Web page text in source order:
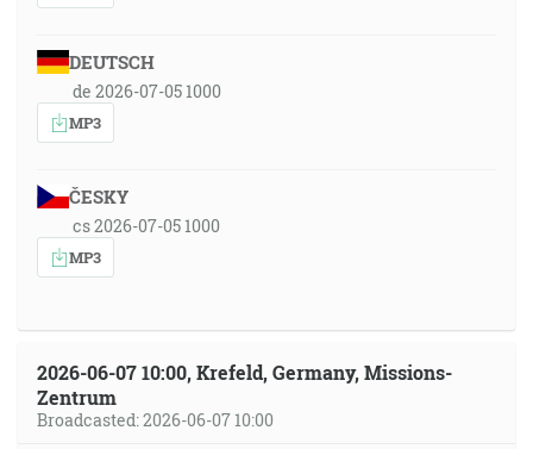
DEUTSCH
de 2026-07-05 1000
MP3
ČESKY
cs 2026-07-05 1000
MP3
2026-06-07 10:00, Krefeld, Germany, Missions-
Zentrum
Broadcasted: 2026-06-07 10:00